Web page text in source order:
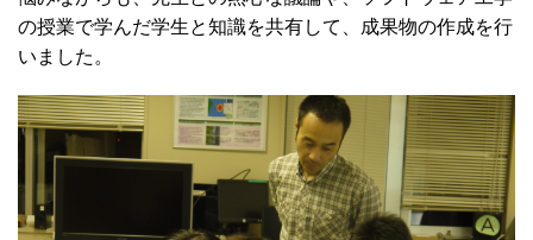
の授業で学んだ学生と知識を共有して、成果物の作成を行
いました。